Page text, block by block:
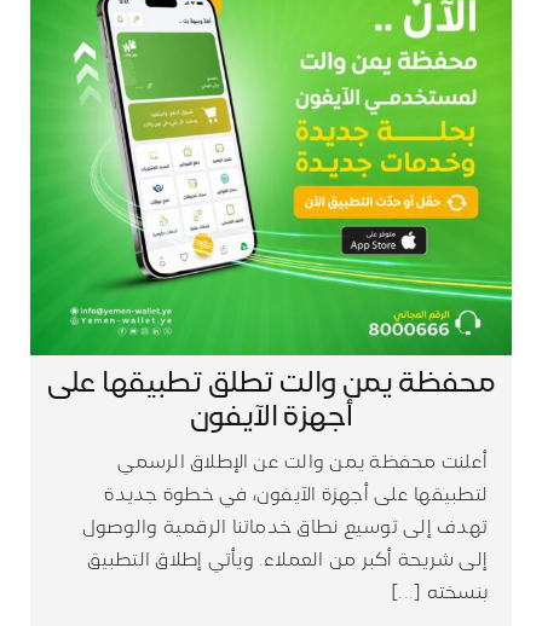
محفظة يمن والت تطلق تطبيقها على
أجهزة الآيفون
أعلنت محفظة يمن والت عن الإطلاق الرسمي
لتطبيقها على أجهزة الآيفون، في خطوة جديدة
تهدف إلى توسيع نطاق خدماتنا الرقمية والوصول
إلى شريحة أكبر من العملاء. ويأتي إطلاق التطبيق
بنسخته [...]